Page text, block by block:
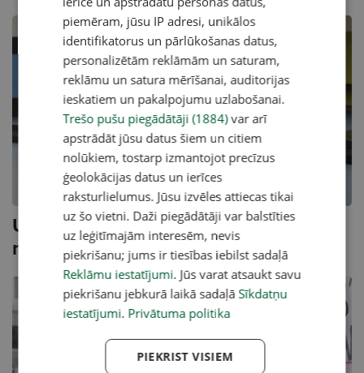
Ukrainas bēgļi. Izdzīvošana nav
mērķis, vien stāvoklis
piemēram, jūsu IP adresi, unikālos
identifikatorus un pārlūkošanas datus,
personalizētām reklāmām un saturam,
reklāmu un satura mērīšanai, auditorijas
ieskatiem un pakalpojumu uzlabošanai.
Trešo pušu piegādātāji (1884)var arī
apstrādāt jūsu datus šiem un citiem
nolūkiem, tostarp izmantojot precīzus
ģeolokācijas datus un ierīces
raksturlielumus. Jūsu izvēles attiecas tikai
uz šo vietni. Daži piegādātāji var balstīties
uz leģitīmajām interesēm, nevis
piekrišanu; jums ir tiesības iebilst sadaļā
Reklāmu iestatījumi. Jūs varat atsaukt savu
piekrišanu jebkurā laikā sadaļā Sīkdatņu
iestatījumi. Privātuma politika
PIEKRIST VISIEM